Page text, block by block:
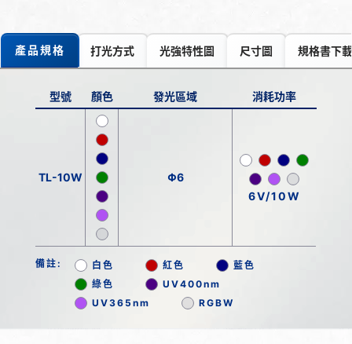
產品規格 打光方式 光強特性圖 尺寸圖 規格書下載
型號 顏色 發光區域 消耗功率
TL-10W
Φ6
6V/10W
備註: 白色 紅色
藍色
綠色
UV400nm
UV365nm
RGBW